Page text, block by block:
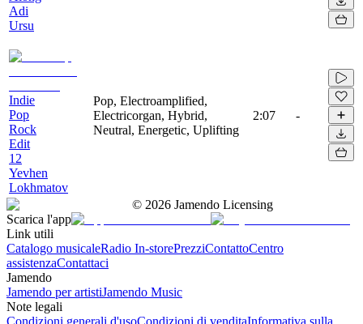
Adi
Ursu
Indie
Pop
Rock
Edit
12
Yevhen
Lokhmatov
Pop, Electroamplified,
Electricorgan, Hybrid,
Neutral, Energetic, Uplifting
2:07 -
© 2026 Jamendo Licensing
Scarica l'app
Link utili
Catalogo musicaleRadio In-storePrezziContattoCentro
assistenzaContattaci
Jamendo
Jamendo per artistiJamendo Music
Note legali
Condizioni generali d'usoCondizioni di venditaInformativa sulla